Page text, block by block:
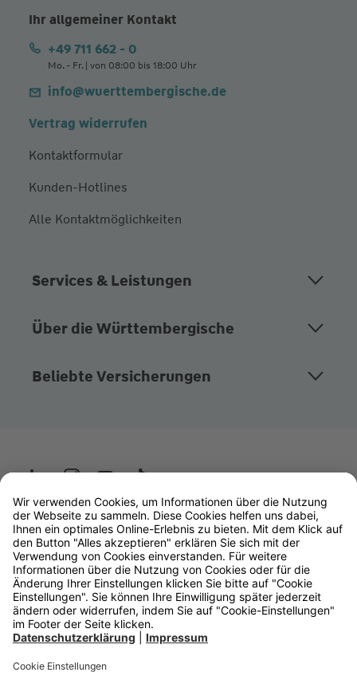
Ihr allgemeiner Kontakt
+49 711 662 - 0
Mo. - Fr. | von 08:00 bis 18:00 Uhr
info@wuerttembergische.de
Vertrag widerrufen
Kontaktformular
Kunden-Hotlines
Alle Kontaktmöglichkeiten
Services & Leistungen
Über die Württembergische
Beliebte Versicherungen
Wüstenrot
W&W Gruppe
OLB Bank
Makler
Impressum
Datenschutz
Rechtliche Hinweise